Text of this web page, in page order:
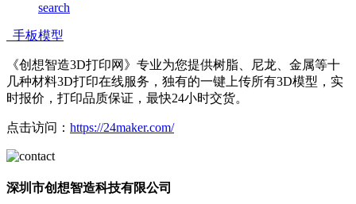
search
手板模型
《创想智造3D打印网》专业为您提供树脂、尼龙、金属等十
几种材料3D打印在线服务，独有的一键上传所有3D模型，实
时报价，打印品质保证，最快24小时交货。
点击访问： https://24maker.com/
深圳市创想智造科技有限公司